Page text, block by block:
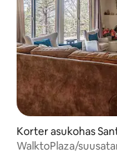
Korter asukohas
WalktoPlaza/